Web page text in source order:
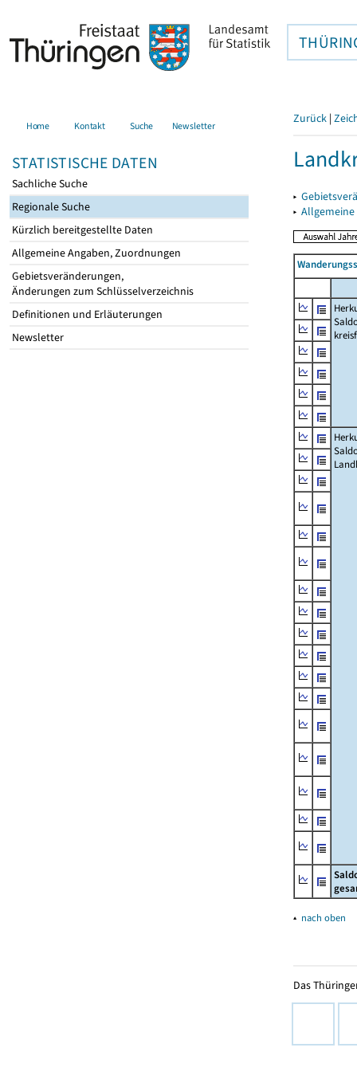
Home Kontakt Suche Newsletter
STATISTISCHE DATEN
Sachliche Suche
Regionale Suche
Kürzlich bereitgestellte Daten
Allgemeine Angaben, Zuordnungen
Gebietsveränderungen,
Änderungen zum Schlüsselverzeichnis
Definitionen und Erläuterungen
Newsletter
Zurück |
▸
▸
▴ nach oben
Das